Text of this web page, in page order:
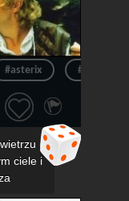
#asterix #pieniądz
ciele i